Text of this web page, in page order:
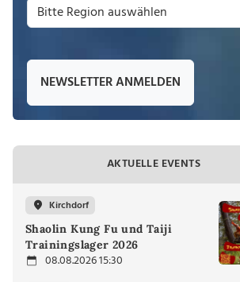
NEWSLETTER ANMELDEN
AKTUELLE EVENTS
Kirchdorf
Shaolin Kung Fu und Taiji
Trainingslager 2026
08.08.2026 15:30